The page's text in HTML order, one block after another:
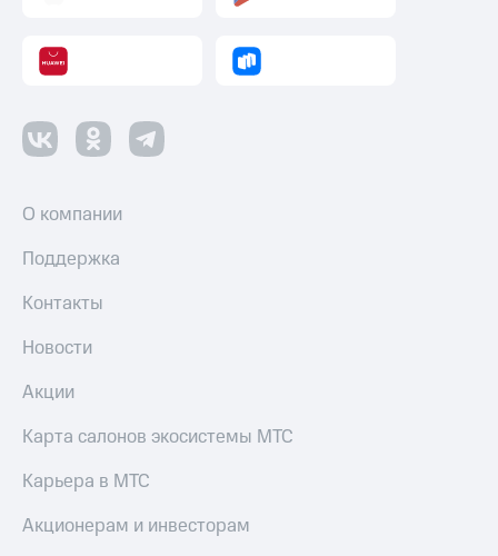
О компании
Поддержка
Контакты
Новости
Акции
Карта салонов экосистемы МТС
Карьера в МТС
Акционерам и инвесторам